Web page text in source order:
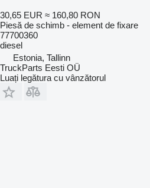
30,65 EUR ≈ 160,80 RON
Piesă de schimb - element de fixare
77700360
diesel
Estonia, Tallinn
TruckParts Eesti OÜ
Luați legătura cu vânzătorul